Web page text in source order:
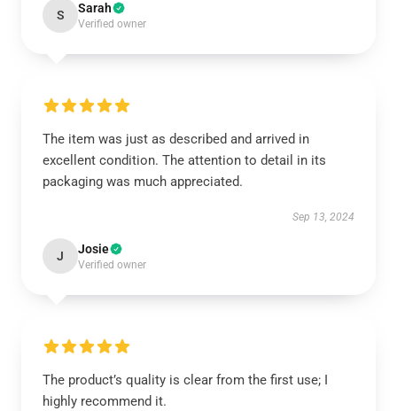
S Sarah
Verified owner
The item was just as described and arrived in
excellent condition. The attention to detail in its
packaging was much appreciated.
Sep 13, 2024
J Josie
Verified owner
The product’s quality is clear from the first use; I
highly recommend it.